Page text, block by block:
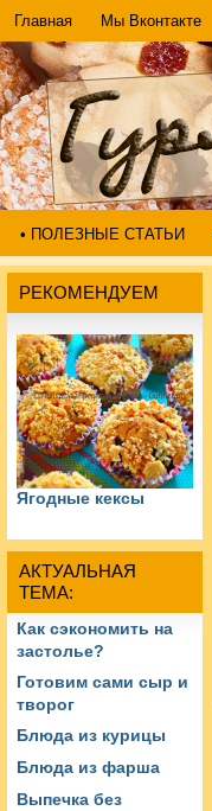
Главная Мы Вконтакте
• ПОЛЕЗНЫЕ СТАТЬИ
РЕКОМЕНДУЕМ
Ягодные кексы
АКТУАЛЬНАЯ
ТЕМА:
Как сэкономить на
застолье?
Готовим сами сыр и
творог
Блюда из курицы
Блюда из фарша
Выпечка без